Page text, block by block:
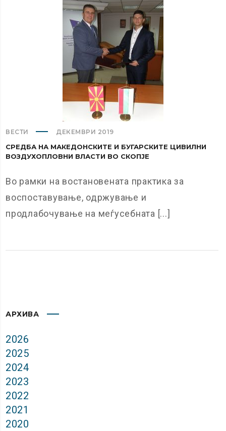
ВЕСТИ ДЕКЕМВРИ 2019
СРЕДБА НА МАКЕДОНСКИТЕ И БУГАРСКИТЕ ЦИВИЛНИ
ВОЗДУХОПЛОВНИ ВЛАСТИ ВО СКОПЈЕ
Во рамки на востановената практика за
воспоставување, одржување и
продлабочување на меѓусебната [...]
АРХИВА
2026
2025
2024
2023
2022
2021
2020